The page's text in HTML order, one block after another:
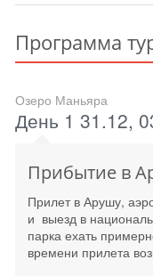
Программа
Озеро Маньяра
День 1 31.12,
Прибытие в
Прилет в Арушу,
и выезд в
парка ехать
времени прилета